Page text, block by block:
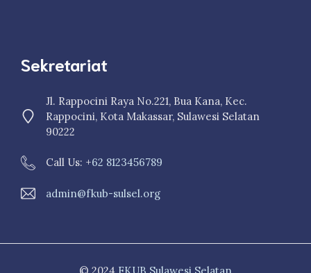
Sekretariat
Jl. Rappocini Raya No.221, Bua Kana, Kec.
Rappocini, Kota Makassar, Sulawesi Selatan
90222
Call Us: +62 8123456789
admin@fkub-sulsel.org
© 2024 FKUB Sulawesi Selatan